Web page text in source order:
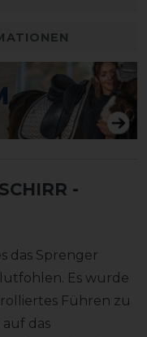
-
das Sprenger
Es wurde
Führen zu
das